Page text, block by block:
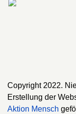
Copyright 2022.
Erstellung der
Aktion Mensch